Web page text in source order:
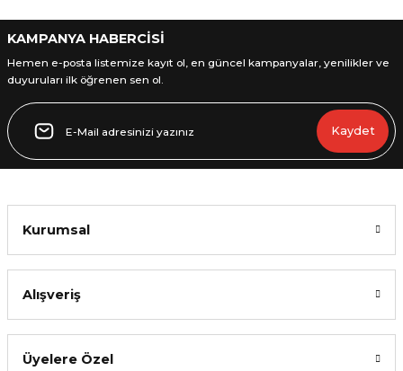
Gönder
KAMPANYA HABERCİSİ
Hemen e-posta listemize kayıt ol, en güncel kampanyalar, yenilikler ve
duyuruları ilk öğrenen sen ol.
Kaydet
Kurumsal
Alışveriş
Üyelere Özel